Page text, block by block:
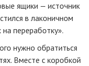
ящики — источник
в лаконичном
переработку».
нужно обратиться
Вместе с коробкой